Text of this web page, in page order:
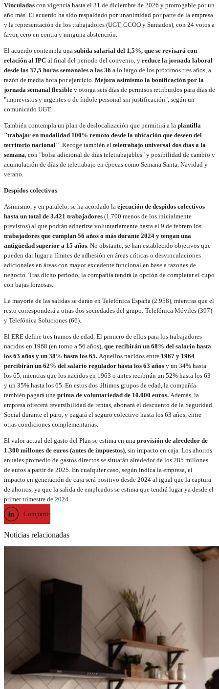
Vinculadas con vigencia hasta el 31 de diciembre de 2026 y prorrogable por un
año más. El acuerdo ha sido respaldado por unanimidad por parte de la empresa
y la representación de los trabajadores (UGT, CCOO y Sumados), con 24 votos a
favor, cero en contra y ninguna abstención.
El acuerdo contempla una subida salarial del 1,5%, que se revisará con
relación al IPC al final del periodo del convenio, y reduce la jornada laboral
desde las 37,5 horas semanales a las 36 a lo largo de los próximos tres años, a
razón de media hora por ejercicio. Mejora asimismo la bonificación por la
jornada semanal flexible y otorga seis días de permisos retribuidos para días de
"imprevistos y urgentes o de índole personal sin justificación", según un
comunicado UGT.
También contempla un plan de deslocalización que permitirá a la plantilla
"trabajar en modalidad 100% remoto desde la ubicación que deseen del
territorio nacional". Recoge también el teletrabajo universal dos días a la
semana, con "bolsa adicional de días teletrabajables" y posibilidad de cambio y
acumulación de días de teletrabajo en épocas como Semana Santa, Navidad y
verano.
Despidos colectivos
Asimismo, y en paralelo, se ha acordado la ejecución de despidos colectivos
hasta un total de 3.421 trabajadores (1.700 menos de los inicialmente
previstos) al que podrán adherirse voluntariamente hasta el 9 de febrero los
trabajadores que cumplan 56 años o más durante 2024 y tengan una
antigüedad superior a 15 años. No obstante, se han establecido objetivos que
pueden dar lugar a límites de adhesión en áreas críticas o desvinculaciones
adicionales en áreas con mayor excedente funcional en base a razones de
negocio. Tras dicho periodo, la compañía tendrá la opción de completar el cupo
con bajas forzosas.
La mayoría de las salidas se darán en Telefónica España (2.958), mientras que el
resto corresponderá a otras dos sociedades del grupo: Telefónica Móviles (397)
y Telefónica Soluciones (66).
El ERE define tres tramos de edad. El primero de ellos para los trabajadores
nacidos en 1968 (en torno a 56 años), que recibirán un 68% del salario hasta
los 63 años y un 38% hasta los 65. Aquellos nacidos entre 1967 y 1964
percibirán un 62% del salario regulador hasta los 63 años y un 34% hasta
los 65, mientras que los nacidos en 1963 o antes recibirán un 52% hasta los 63
y un 35% hasta los 65. En estos dos últimos grupos de edad, la compañía
también pagará una prima de voluntariedad de 10.000 euros. Además, la
empresa ofrecerá reversibilidad de rentas, abonará el descuento de la Seguridad
Social durante el paro, y pagará el seguro colectivo hasta los 63 años, entre
otras condiciones complementarias.
El valor actual del gasto del Plan se estima en una provisión de alrededor de
1.300 millones de euros (antes de impuestos) , sin impacto en caja. Los ahorros
anuales promedio de gastos directos se situarán alrededor de los 285 millones
de euros a partir de 2025. En cualquier caso, según indica la empresa, el
impacto en generación de caja será positivo desde 2024 al igual que la captura
de ahorros, ya que la salida de empleados se estima que tendrá lugar ya desde el
primer trimestre de 2024.
Compartir
Noticias relacionadas